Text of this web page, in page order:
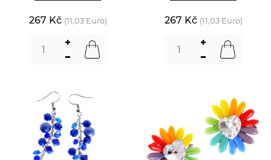
267 Kč (11,03 Euro) 267 Kč (11,03 Euro)